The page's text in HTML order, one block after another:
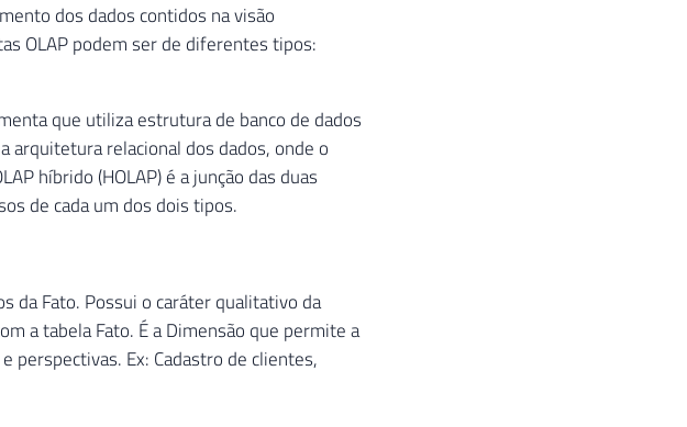
dos dados contidos na visão
OLAP podem ser de diferentes tipos:
que utiliza estrutura de banco de dados
arquitetura relacional dos dados, onde o
híbrido (HOLAP) é a junção das duas
de cada um dos dois tipos.
da Fato. Possui o caráter qualitativo da
a tabela Fato. É a Dimensão que permite a
perspectivas. Ex: Cadastro de clientes,